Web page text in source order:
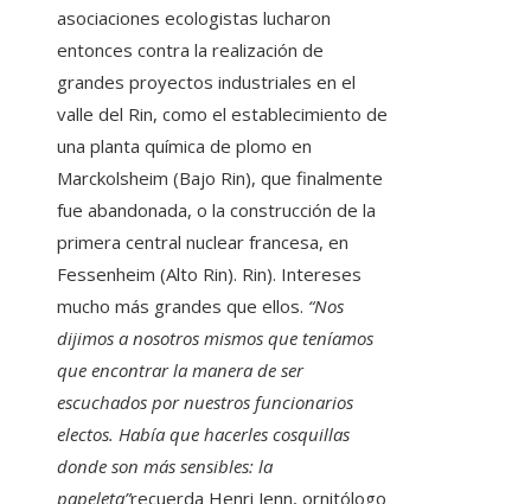
asociaciones ecologistas lucharon
entonces contra la realización de
grandes proyectos industriales en el
valle del Rin, como el establecimiento de
una planta química de plomo en
Marckolsheim (Bajo Rin), que finalmente
fue abandonada, o la construcción de la
primera central nuclear francesa, en
Fessenheim (Alto Rin). Rin). Intereses
mucho más grandes que ellos. “Nos
dijimos a nosotros mismos que teníamos
que encontrar la manera de ser
escuchados por nuestros funcionarios
electos. Había que hacerles cosquillas
donde son más sensibles: la
papeleta”recuerda Henri Jenn, ornitólogo